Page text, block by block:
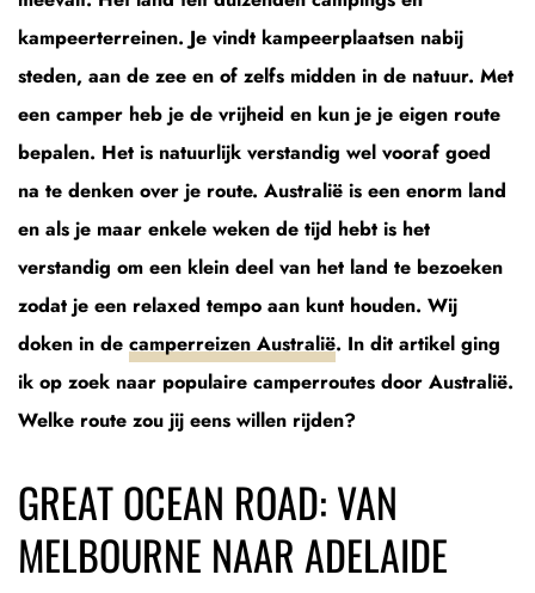
kampeerterreinen. Je vindt kampeerplaatsen nabij
steden, aan de zee en of zelfs midden in de natuur. Met
een camper heb je de vrijheid en kun je je eigen route
bepalen. Het is natuurlijk verstandig wel vooraf goed
na te denken over je route. Australië is een enorm land
en als je maar enkele weken de tijd hebt is het
verstandig om een klein deel van het land te bezoeken
zodat je een relaxed tempo aan kunt houden. Wij
doken in de camperreizen Australië. In dit artikel ging
ik op zoek naar populaire camperroutes door Australië.
Welke route zou jij eens willen rijden?
GREAT OCEAN ROAD: VAN
MELBOURNE NAAR ADELAIDE